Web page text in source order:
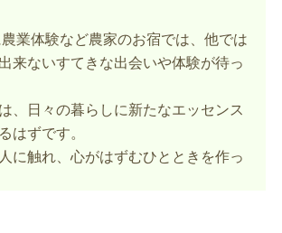
業体験など農家のお宿では、他では
来ないすてきな出会いや体験が待っ
、日々の暮らしに新たなエッセンス
はずです。
に触れ、心がはずむひとときを作っ